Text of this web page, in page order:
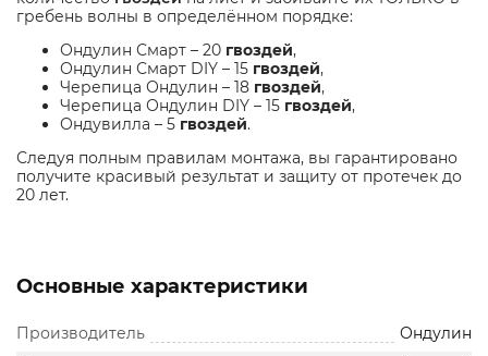
гребень волны в определённом порядке:
Ондулин Смарт – 20 гвоздей,
Ондулин Смарт DIY – 15 гвоздей,
Черепица Ондулин – 18 гвоздей,
Черепица Ондулин DIY – 15 гвоздей,
Ондувилла – 5 гвоздей.
Следуя полным правилам монтажа, вы гарантировано
получите красивый результат и защиту от протечек до
20 лет.
Основные характеристики
Производитель
Ондулин